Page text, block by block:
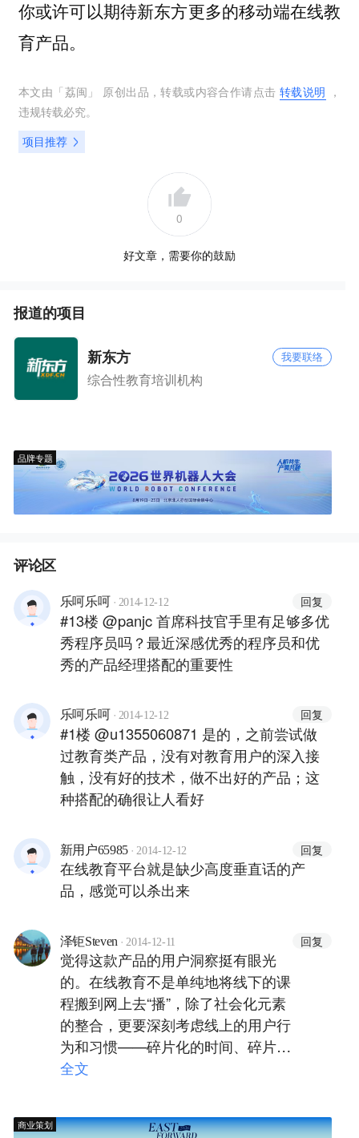
你或许可以期待新东方更多的移动端在线教
育产品。
本文由「荔闽 」 原创出品，转载或内容合作请点击 转载说明 ，
违规转载必究。
项目推荐
0
好文章，需要你的鼓励
报道的项目
新东方 我要联络
综合性教育培训机构
品牌专题
评论区
乐呵乐呵 · 2014-12-12 回复
#13楼 @panjc 首席科技官手里有足够多优
秀程序员吗？最近深感优秀的程序员和优
秀的产品经理搭配的重要性
乐呵乐呵 · 2014-12-12 回复
#1楼 @u1355060871 是的，之前尝试做
过教育类产品，没有对教育用户的深入接
触，没有好的技术，做不出好的产品；这
种搭配的确很让人看好
新用户65985 · 2014-12-12 回复
在线教育平台就是缺少高度垂直话的产
品，感觉可以杀出来
泽钜Steven · 2014-12-11 回复
觉得这款产品的用户洞察挺有眼光
的。在线教育不是单纯地将线下的课
程搬到网上去“播”，除了社会化元素
的整合，更要深刻考虑线上的用户行
为和习惯——碎片化的时间、碎片化
的需要、碎片化的行为，更重要的是
全文
商业策划